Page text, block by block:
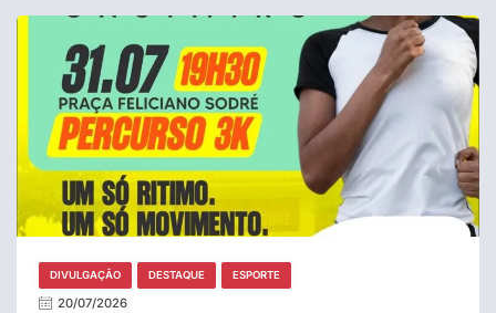
DIVULGAÇÃO DESTAQUE ESPORTE
20/07/2026